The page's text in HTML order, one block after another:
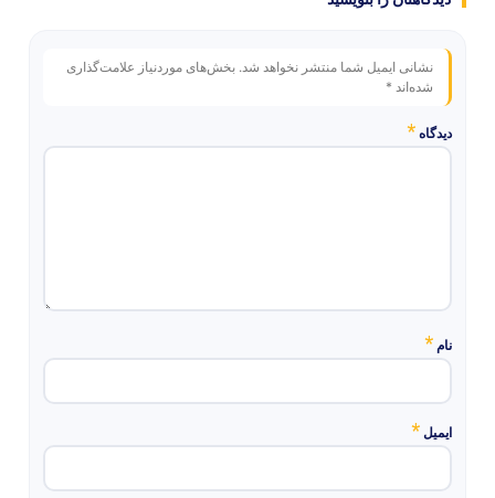
نشانی ایمیل شما منتشر نخواهد شد. بخش‌های موردنیاز علامت‌گذاری
شده‌اند *
دیدگاه *
نام *
ایمیل *